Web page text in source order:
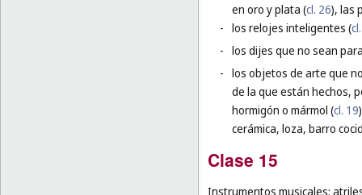
en oro y plata (cl. 26), las
- los relojes inteligentes (
- los dijes que no sean
- los objetos de arte que
de la que están hechos,
hormigón o mármol (cl. 19
cerámica, loza, barro
Clase 15
Instrumentos musicales;